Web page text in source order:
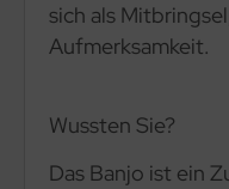
sich als
Aufmerksamkeit.
Wussten Sie?
Das Banjo ist ein